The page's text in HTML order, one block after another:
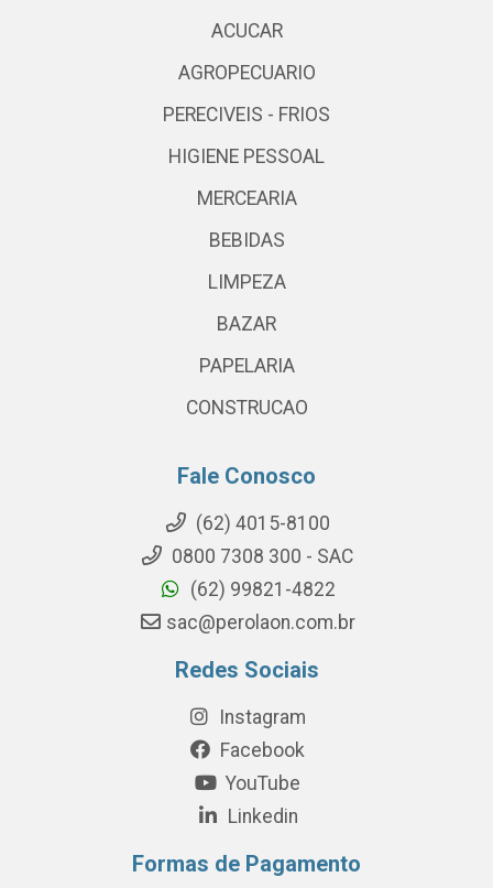
ACUCAR
AGROPECUARIO
PERECIVEIS - FRIOS
HIGIENE PESSOAL
MERCEARIA
BEBIDAS
LIMPEZA
BAZAR
PAPELARIA
CONSTRUCAO
Fale Conosco
(62) 4015-8100
0800 7308 300 - SAC
(62) 99821-4822
sac@perolaon.com.br
Redes Sociais
Instagram
Facebook
YouTube
Linkedin
Formas de Pagamento